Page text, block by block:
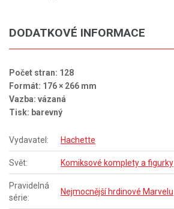
DODATKOVÉ INFORMACE
Počet stran: 128
Formát: 176 × 266 mm
Vazba: vázaná
Tisk: barevný
Vydavatel: Hachette
Svět: Komiksové komplety a figurky
Pravidelná
série:
Nejmocnější hrdinové Marvelu